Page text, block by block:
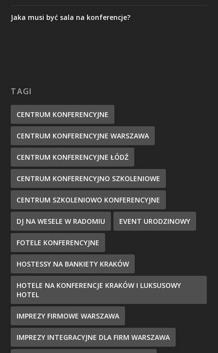
Jaka musi być sala na konferencje?
TAGI
CENTRUM KONFERENCYJNE
CENTRUM KONFERENCYJNE WARSZAWA
CENTRUM KONFERENCYJNE ŁÓDŹ
CENTRUM KONFERENCYJNO SZKOLENIOWE
CENTRUM SZKOLENIOWO KONFERENCYJNE
DJ NA WESELE W RADOMIU EVENT URODZINOWY
FOTELE KONFERENCYJNE
HOSTESSY NA BANKIETY KRAKÓW
HOTELE NA KONFERENCJE KRAKÓW I LUKSUSOWY
HOTEL
IMPREZY FIRMOWE WARSZAWA
IMPREZY INTEGRACYJNE DLA FIRM WARSZAWA